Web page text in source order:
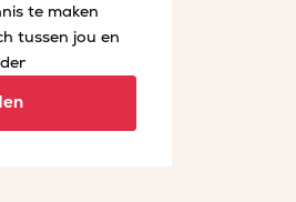
te maken
tussen jou en